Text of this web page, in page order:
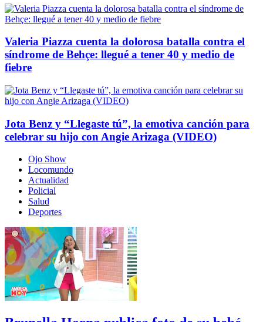
Valeria Piazza cuenta la dolorosa batalla contra el
síndrome de Behçe: llegué a tener 40 y medio de
fiebre
Jota Benz y “Llegaste tú”, la emotiva canción para
celebrar su hijo con Angie Arizaga (VIDEO)
Ojo Show
Locomundo
Actualidad
Policial
Salud
Deportes